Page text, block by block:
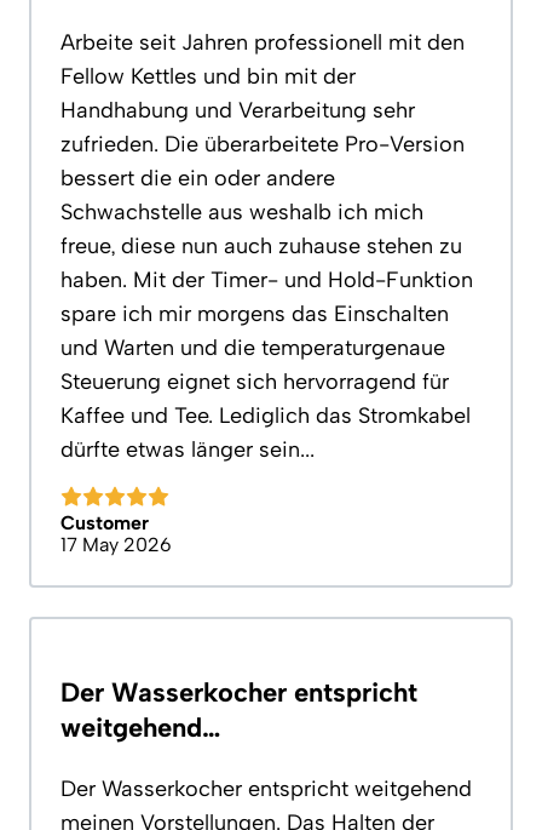
Arbeite seit Jahren professionell mit den
Fellow Kettles und bin mit der
Handhabung und Verarbeitung sehr
zufrieden. Die überarbeitete Pro-Version
bessert die ein oder andere
Schwachstelle aus weshalb ich mich
freue, diese nun auch zuhause stehen zu
haben. Mit der Timer- und Hold-Funktion
spare ich mir morgens das Einschalten
und Warten und die temperaturgenaue
Steuerung eignet sich hervorragend für
Kaffee und Tee. Lediglich das Stromkabel
dürfte etwas länger sein...
Customer
17 May 2026
Der Wasserkocher entspricht
weitgehend…
Der Wasserkocher entspricht weitgehend
meinen Vorstellungen. Das Halten der